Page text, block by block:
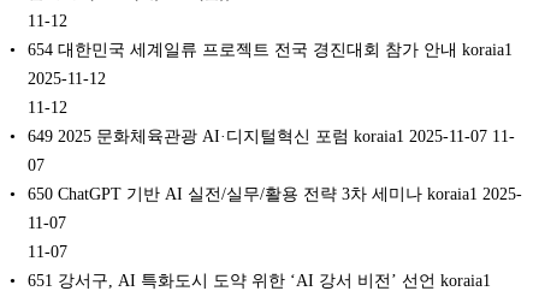
11-12
654 대한민국 세계일류 프로젝트 전국 경진대회 참가 안내 koraia1
2025-11-12
11-12
649 2025 문화체육관광 AI·디지털혁신 포럼 koraia1 2025-11-07 11-
07
650 ChatGPT 기반 AI 실전/실무/활용 전략 3차 세미나 koraia1 2025-
11-07
11-07
651 강서구, AI 특화도시 도약 위한 ‘AI 강서 비전’ 선언 koraia1